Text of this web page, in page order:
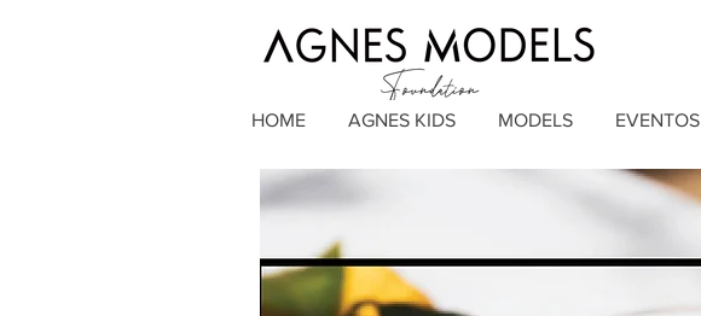
HOME AGNES KIDS MODELS EVENTOS